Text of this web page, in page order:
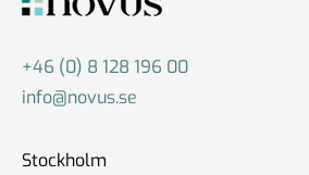
+46 (0) 8 128 196 00
info@novus.se
Stockholm